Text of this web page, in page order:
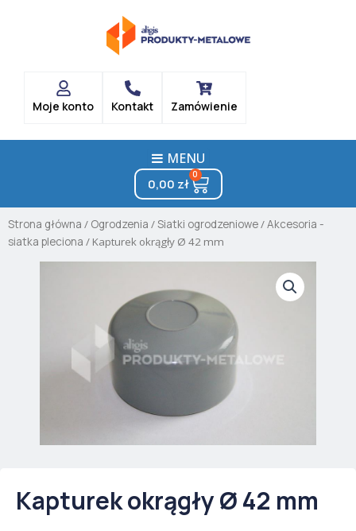
Moje konto Kontakt Zamówienie
MENU
0,00 zł
0
Cart
Strona główna / Ogrodzenia /Siatki ogrodzeniowe/Akcesoria -
siatka pleciona / Kapturek okrągły Ø 42 mm
Kapturek okrągły Ø 42 mm